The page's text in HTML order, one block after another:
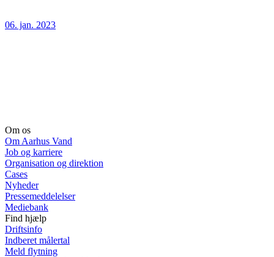
06. jan. 2023
Om os
Om Aarhus Vand
Job og karriere
Organisation og direktion
Cases
Nyheder
Pressemeddelelser
Mediebank
Find hjælp
Driftsinfo
Indberet målertal
Meld flytning